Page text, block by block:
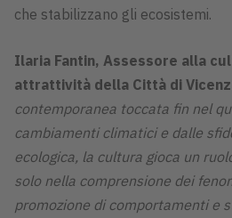
che stabilizzano gli ecosistemi.
Ilaria Fantin, Assessore alla
attrattività della Città di
contemporanea toccata fin nel
cambiamenti climatici e dalle
ecologica, la cultura gioca un
solo nella comprensione dei
promozione di comportamenti e